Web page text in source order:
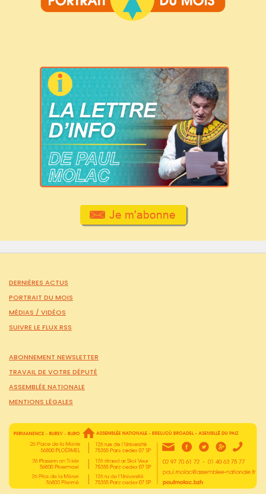
DERNIÈRES ACTUS
PORTRAIT DU MOIS
MÉDIAS / VIDÉOS
SUIVRE LE FLUX RSS
ABONNEMENT NEWSLETTER
TRAVAIL DE VOTRE DÉPUTÉ
ASSEMBLÉE NATIONALE
MENTIONS LÉGALES